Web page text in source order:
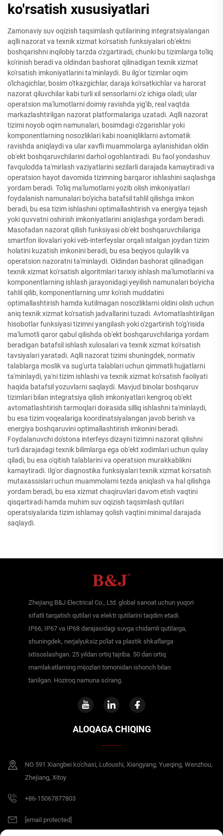
ko'rsatish xususiyatlari
Zamonaviy suv oqizish taqsimlash qutilarining integratsiyalangan
aqlli nazorat va texnik xizmat ko'rsatish funksiyalari ob'ektni
boshqarishni inqilobiy tarzda o'zgartiradi, chunki bu tizimlarga to'liq
ko'rinish beradi va oldindan bashorat qilinadigan texnik xizmat
ko'rsatish imkoniyatlarini ta'minlaydi. Bu ilg'or tizimlar oqim
o'lchagichlar, bosim o'tkazgichlar, daraja ko'rsatkichlar va harorat
nazorat qiluvchilar kabi turli xil sensorlarni o'z ichiga oladi; ular
operatsion ma'lumotlarni doimiy ravishda yig'ib, real vaqtda
markazlashtirilgan nazorat platformalariga uzatadi. Aqlli nazorat
tizimi noyob oqim namunalari, bosimdagi o'zgarishlar yoki
komponentlarning nosozliklari kabi noaniqliklarni avtomatik
ravishda aniqlaydi va ular xavfli muammolarga aylanishidan oldin
ob'ekt boshqaruvchilarini darhol ogohlantiradi. Bu faol yondashuv
favqulodda ta'mirlash vaziyatlarini sezilarli darajada kamaytiradi va
operatsion hayot davomida tizimning barqaror ishlashini saqlashga
yordam beradi. To'liq ma'lumotlarni yozib olish imkoniyatlari
foydalanish namunalari bo'yicha batafsil tahlil qilishga imkon
beradi, bu esa tizim ishlashini optimallashtirish va energiya tejash
yoki quvvatni oshirish imkoniyatlarini aniqlashga yordam beradi.
Masofadan nazorat qilish funksiyasi ob'ekt boshqaruvchilariga
smartfon ilovalari yoki veb-interfeyslar orqali istalgan joydan tizim
holatini kuzatish imkonini beradi, bu esa beqiyos qulaylik va
operatsion nazoratni ta'minlaydi. Oldindan bashorat qilinadigan
texnik xizmat ko'rsatish algoritmlari tarixiy ishlash ma'lumotlarini va
komponentlarning ishlash jarayonidagi yeyilish namunalari bo'yicha
tahlil qilib, komponentlarning umr ko'rish muddatini
optimallashtirish hamda kutilmagan nosozliklarni oldini olish uchun
aniq texnik xizmat ko'rsatish jadvallarini tuzadi. Avtomatlashtirilgan
hisobotlar funksiyasi tizimni yangilash yoki o'zgartirish to'g'risida
ma'lumotli qaror qabul qilishda ob'ekt boshqaruvchilariga yordam
beradigan batafsil ishlash xulosalari va texnik xizmat ko'rsatish
tavsiyalari yaratadi. Aqlli nazorat tizimi shuningdek, normativ
talablarga moslik va sug'urta talablari uchun qimmatli hujjatlarni
ta'minlaydi, ya'ni tizim ishlashi va texnik xizmat ko'rsatish faoliyati
haqida batafsil yozuvlarni saqlaydi. Mavjud binolar boshqaruv
tizimlari bilan integratsiya qilish imkoniyatlari kengroq ob'ekt
avtomatlashtirish tarmoqlari doirasida silliq ishlashni ta'minlaydi,
bu esa tizim voqealariga koordinatsiyalangan javob berish va
energiya boshqaruvini optimallashtirish imkonini beradi.
Foydalanuvchi do'stona interfeys dizayni tizimni nazorat qilishni
turli darajadagi texnik bilimlarga ega ob'ekt xodimlari uchun qulay
qiladi, bu esa o'qitish talablarini va operatsion murakkablikni
kamaytiradi. Ilg'or diagnostika funksiyalari texnik xizmat ko'rsatish
mutaxassislari uchun muammolarni tezda aniqlash va hal qilishga
yordam beradi, bu esa xizmat chaqiruvlari davom etish vaqtini
qisqartiradi hamda muhim suv oqizish taqsimlash qutilari
operatsiyalarida tizim ishlamay qolish vaqtini minimal darajada
saqlaydi.
Zhejiang B&J Electrical Co., Ltd. global sanoat uchun yuqori
sifatli tarqatish qutilari va elektr qutilarini taqdim etadi.
IP66, IP67 va IP68 darajasidagi suvga chidamli qutilarga,
shuningdek, nerjalyuksiz po'lat va plastik shkaflarga
ixtisoslashgan. 25 yildan ortiq tajriba. 50 dan ortiq
mamlakatlarning mijozlari tomonidan ishonch bilan
tanilgan. Hoziroq namuna so'rang.
ALOQAGA CHIQING
NO 591 Xiangbei ko'chasi, Lutoushi, Xiangyang, Yueqing, Wenzhou,
Zhejiang, Xitoy
+86-15067877803
[email protected]